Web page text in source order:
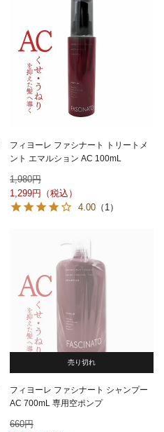
フィヨーレ ファシナート トリートメ
ント エマルション AC 100mL
1,980
1,299
4.00 （1）
売り切れ
フィヨーレ ファシナート シャンプー
AC 700mL 専用空ポンプ
660